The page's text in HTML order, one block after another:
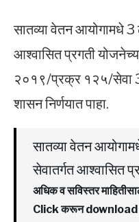
सातव्या वेतन आयोगामधे 3
आश्वासित प्रगती
२०१९/प्रक्र १२५/सेवा
शासन निर्णयात पाहा.
सातव्या वेतन
सेवातर्गत आश्वासित
अधिक व सविस्तर
Click करून download